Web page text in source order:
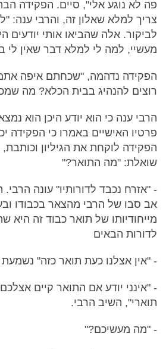
פה לא נוגע אלי", סיים. הפקידה
צריך למלא שאלון זה, והרבי ענה:
לביקור. אלה שהביאו אותי יודעים
מעשיי, למה לי למלא דבר שאין לי
הפקידה נדהמה, "שכחתם איפה
רוצים להנהיג בבית הכלא? מה
הרבי ענה כי הוא יודע היכן הוא
פרטיו האישיים באמרו כי הפקידה
הפקידה לוקחת את הגיליון
שואלת: "מה התואר?"
- "אזרח נכבד לדורותיו" עונה
אב סבו של הרבי מהצאר בכבודו
מייחודיותו של תואר כבוד זה היא
לדורות הבאים
- "אין אצלנו כעת תואר כזה"
- "אינני יודע אם התואר קיים
תוארי", השיב הרבי.
- "מה מעשיכם?"